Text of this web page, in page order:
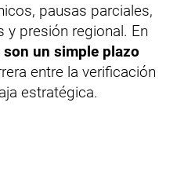
pausas parciales,
presión regional. En
son un simple plazo
entre la verificación
estratégica.